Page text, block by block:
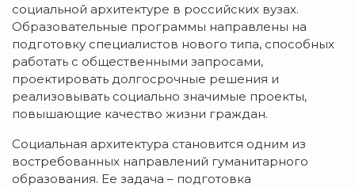
социальной архитектуре в российских вузах.
Образовательные программы направлены на
подготовку специалистов нового типа, способных
работать с общественными запросами,
проектировать долгосрочные решения и
реализовывать социально значимые проекты,
повышающие качество жизни граждан.
Социальная архитектура становится одним из
востребованных направлений гуманитарного
образования. Ее задача – подготовка